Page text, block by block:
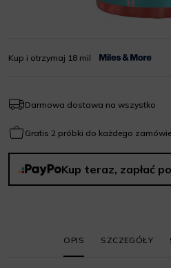
Kup i otrzymaj 18 mil
Darmowa dostawa na wszystko
Gratis 2 próbki do każdego
Kup teraz, zapłać
OPIS SZCZEGÓŁY